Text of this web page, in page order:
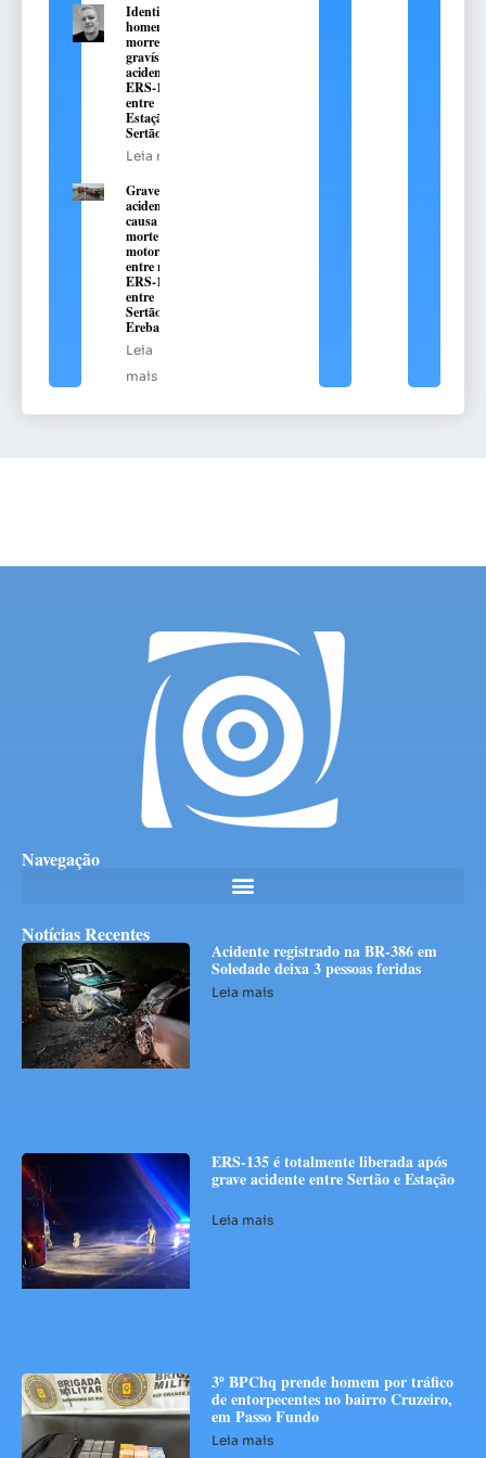
Identificado
homem que
morreu em
gravíssimo
acidente na
ERS-135,
entre
Estação e
Sertão
Leia mais
Grave
acidente
causa
morte de
motorista
entre na
ERS-135,
entre
Sertão e
Erebango
Leia
mais
Navegação
Notícias Recentes
Acidente registrado na BR-386 em
Soledade deixa 3 pessoas feridas
Leia mais
ERS-135 é totalmente liberada após
grave acidente entre Sertão e Estação
Leia mais
3º BPChq prende homem por tráfico
de entorpecentes no bairro Cruzeiro,
em Passo Fundo
Leia mais